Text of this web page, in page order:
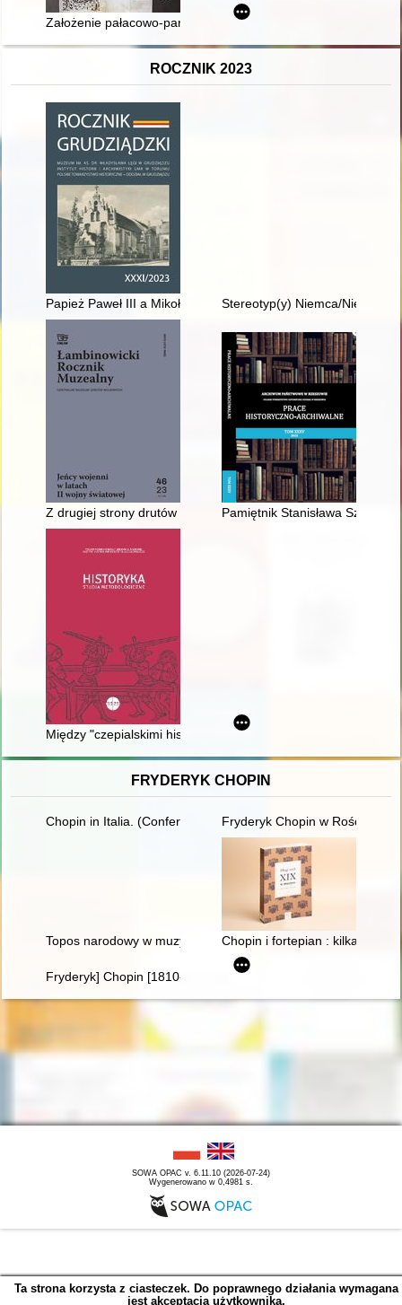
Założenie pałacowo-parkowo-folwarczne w Sitnie w powiecie
ROCZNIK 2023
Papież Paweł III a Mikołaj Kopernik : przedmowa Mikołaja
Stereotyp(y) Niemca/Niemiec
Z drugiej strony drutów : komendanci Oflagu VIII B Silberberg
Pamiętnik Stanisława Szaynoka
Między "czepialskimi historykami" a "orędownikami nowego
FRYDERYK CHOPIN
Chopin in Italia. (Conferenze tenute nella Bibliotheca e
Fryderyk Chopin w Rościszewie
Topos narodowy w muzyce polskiej pierwszej połowy XIX
Chopin i fortepian : kilka uwag
Fryderyk] Chopin [1810-1849]. Życie i droga twórcza
SOWA OPAC v. 6.11.10 (2026-07-24)
Wygenerowano w 0,4981 s.
Ta strona korzysta z ciasteczek. Do poprawnego działania wymagana
jest akceptacja użytkownika.